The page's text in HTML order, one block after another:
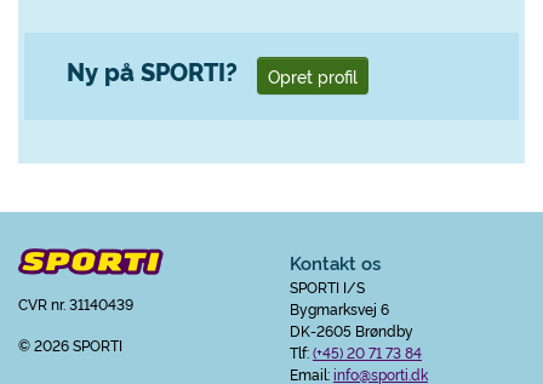
Ny på SPORTI? Opret profil
CVR nr. 31140439
© 2026 SPORTI
Kontakt os
SPORTI I/S
Bygmarksvej 6
DK-2605 Brøndby
Tlf:(+45) 20 71 73 84
Email:info@sporti.dk